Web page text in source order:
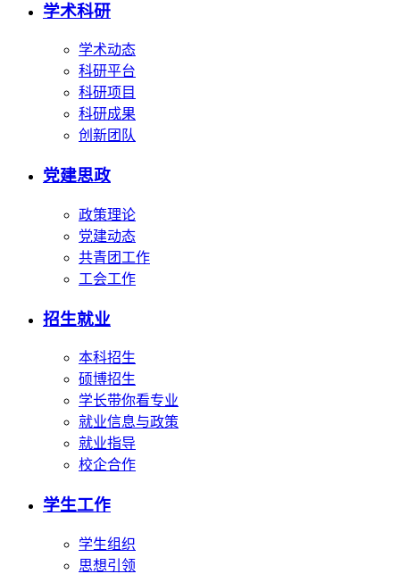
学术科研
学术动态
科研平台
科研项目
科研成果
创新团队
党建思政
政策理论
党建动态
共青团工作
工会工作
招生就业
本科招生
硕博招生
学长带你看专业
就业信息与政策
就业指导
校企合作
学生工作
学生组织
思想引领